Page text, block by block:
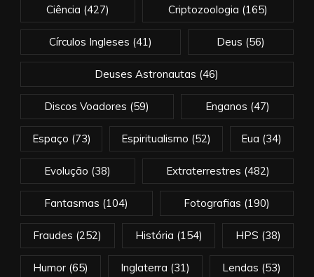
Ciência (427) Criptozoologia (165)
Círculos Ingleses (41) Deus (56)
Deuses Astronautas (46)
Discos Voadores (59) Enganos (47)
Espaço (73) Espiritualismo (52) Eua (34)
Evolução (38) Extraterrestres (482)
Fantasmas (104) Fotografias (190)
Fraudes (252) História (154) HPS (38)
Humor(65) Inglaterra (31) Lendas (53)